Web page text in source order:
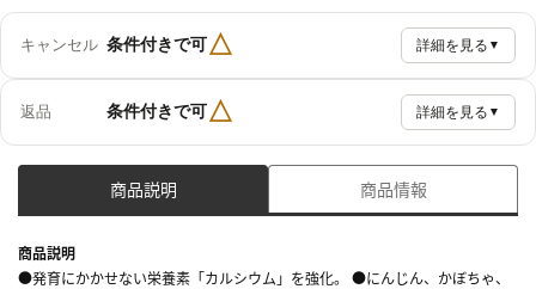
キャンセル 条件付きで可△ 詳細を見る ▼
返品 条件付きで可△ 詳細を見る ▼
商品説明 商品情報
商品説明
●発育にかかせない栄養素「カルシウム」を強化。 ●にんじん、かぼちゃ、